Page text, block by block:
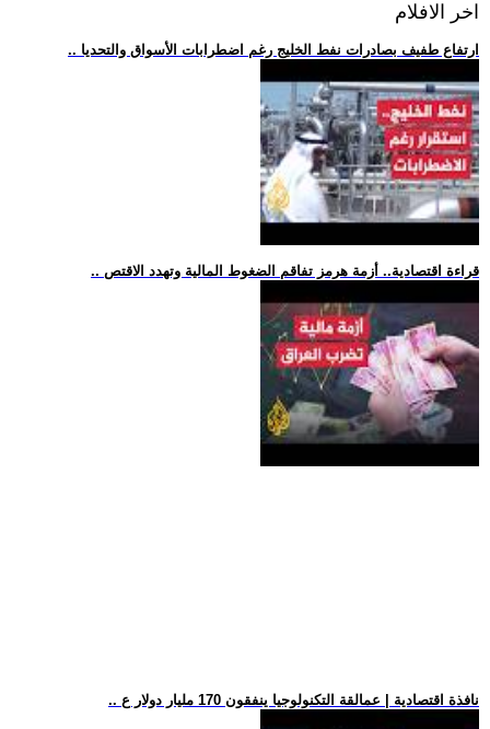
اخر الافلام
.. ارتفاع طفيف بصادرات نفط الخليج رغم اضطرابات الأسواق والتحديا
.. قراءة اقتصادية.. أزمة هرمز تفاقم الضغوط المالية وتهدد الاقتص
.. نافذة اقتصادية | عمالقة التكنولوجيا ينفقون 170 مليار دولار ع